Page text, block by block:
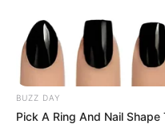
TEMAS
MOSQUERA,
ACCIDENTE DE
MOVILIDAD DE BOGOTÁ
BUZZ DAY
Pick A Ring And Nail